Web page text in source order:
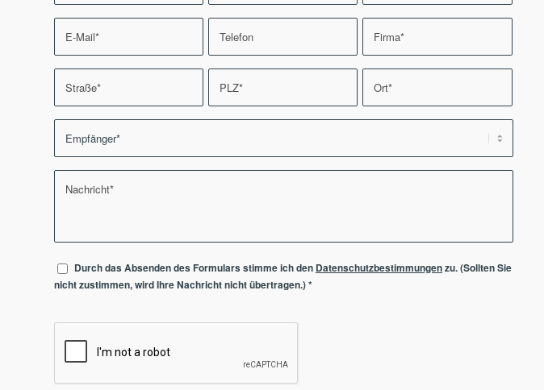
Durch das Absenden des Formulars stimme ich den Datenschutzbestimmungenzu. (Sollten Sie
nicht zustimmen, wird Ihre Nachricht nicht übertragen.)*